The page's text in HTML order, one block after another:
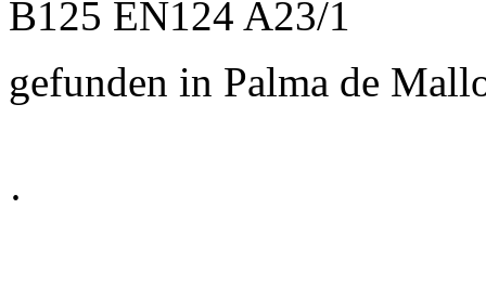
B125 EN124 A23/1
gefunden in Palma de
·